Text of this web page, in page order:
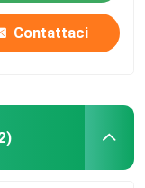
Contattaci